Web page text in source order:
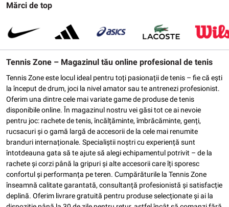
Mărci de top
Tennis Zone – Magazinul tău online profesional de tenis
Tennis Zone este locul ideal pentru toți pasionații de tenis – fie că ești
la început de drum, joci la nivel amator sau te antrenezi profesionist.
Oferim una dintre cele mai variate game de produse de tenis
disponibile online. În magazinul nostru vei găsi tot ce ai nevoie
pentru joc: rachete de tenis, încălțăminte, îmbrăcăminte, genți,
rucsacuri și o gamă largă de accesorii de la cele mai renumite
branduri internaționale. Specialiștii noștri cu experiență sunt
întotdeauna gata să te ajute să alegi echipamentul potrivit – de la
rachete și corzi până la gripuri și alte accesorii care îți sporesc
confortul și performanța pe teren. Cumpărăturile la Tennis Zone
înseamnă calitate garantată, consultanță profesionistă și satisfacție
deplină. Oferim livrare gratuită pentru produse selecționate și ai la